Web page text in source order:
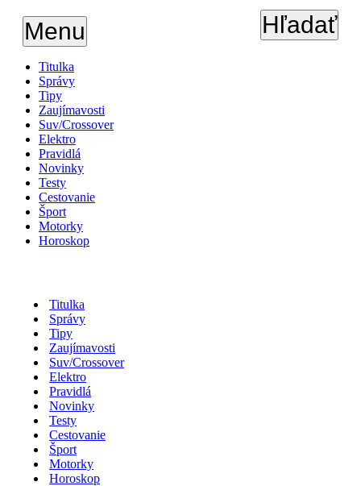
Menu Hľadať
Titulka
Správy
Tipy
Zaujímavosti
Suv/Crossover
Elektro
Pravidlá
Novinky
Testy
Cestovanie
Šport
Motorky
Horoskop
Titulka
Správy
Tipy
Zaujímavosti
Suv/Crossover
Elektro
Pravidlá
Novinky
Testy
Cestovanie
Šport
Motorky
Horoskop